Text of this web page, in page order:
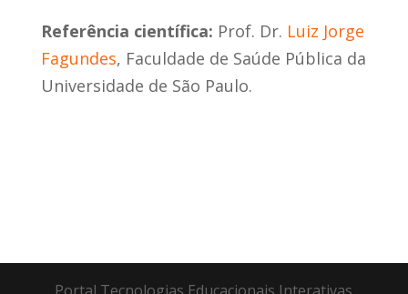
Referência científica: Prof. Dr. Luiz Jorge
Fagundes, Faculdade de Saúde Pública da
Universidade de São Paulo.